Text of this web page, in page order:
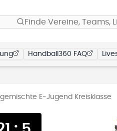
Finde Vereine, Teams,
Handball360 FAQ
E-Jugend Kreisklasse